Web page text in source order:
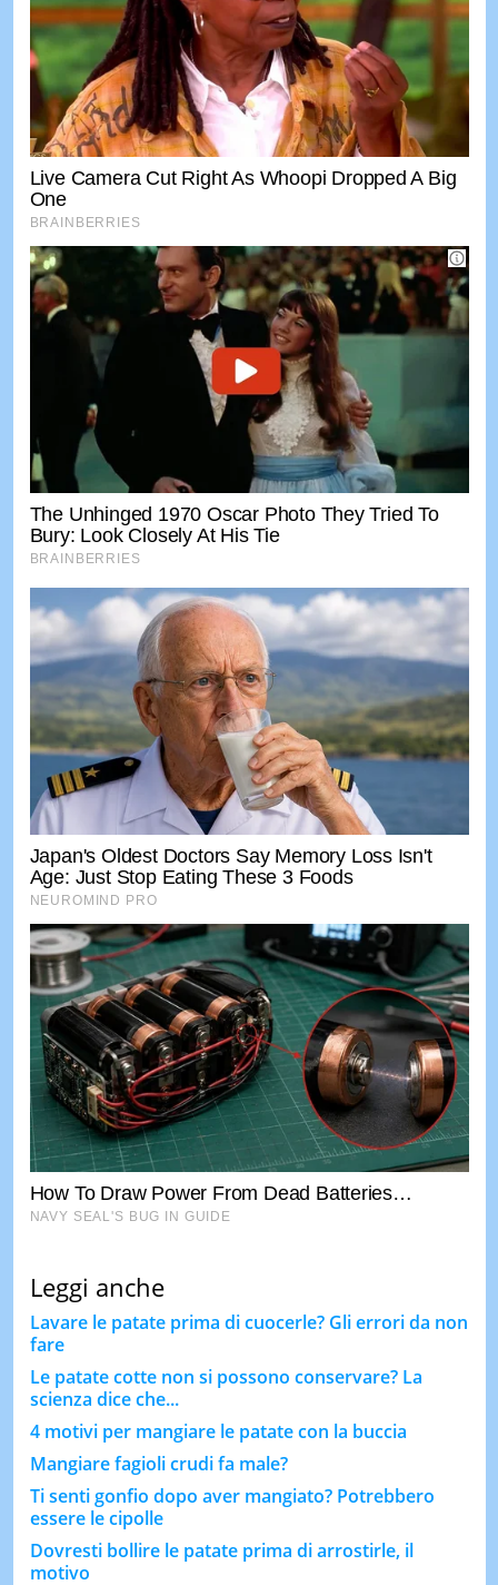
Leggi anche
Lavare le patate prima di cuocerle? Gli errori da non
fare
Le patate cotte non si possono conservare? La
scienza dice che...
4 motivi per mangiare le patate con la buccia
Mangiare fagioli crudi fa male?
Ti senti gonfio dopo aver mangiato? Potrebbero
essere le cipolle
Dovresti bollire le patate prima di arrostirle, il
motivo